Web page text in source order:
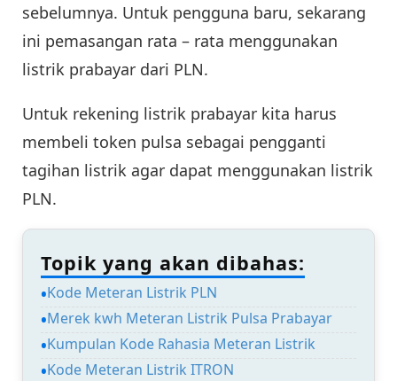
sebelumnya. Untuk pengguna baru, sekarang
ini pemasangan rata – rata menggunakan
listrik prabayar dari PLN.
Untuk rekening listrik prabayar kita harus
membeli token pulsa sebagai pengganti
tagihan listrik agar dapat menggunakan listrik
PLN.
Topik yang akan dibahas:
Kode Meteran Listrik PLN
Merek kwh Meteran Listrik Pulsa Prabayar
Kumpulan Kode Rahasia Meteran Listrik
Kode Meteran Listrik ITRON